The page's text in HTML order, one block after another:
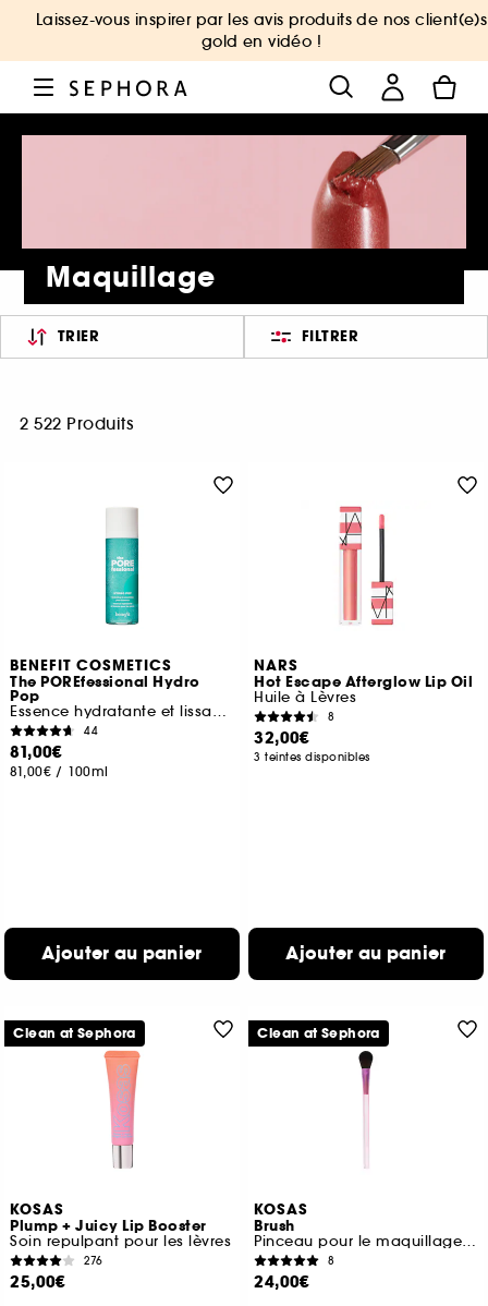
Laissez-vous inspirer par les avis produits de nos client(e)s
gold en vidéo !
Maquillage
TRIER FILTRER
2 522 Produits
BENEFIT COSMETICS
The POREfessional Hydro
Pop
Essence hydratante et lissante pour les pores
44
81,00€
81,00€ / 100ml
Ajouter au panier
NARS
Hot Escape Afterglow Lip Oil
Huile à Lèvres
8
32,00€
3 teintes disponibles
Ajouter au panier
KOSAS
Plump + Juicy Lip Booster
Soin repulpant pour les lèvres
276
25,00€
Clean at Sephora
KOSAS
Brush
Pinceau pour le maquillage visage
8
24,00€
Clean at Sephora